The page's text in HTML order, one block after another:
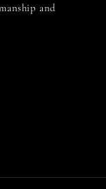
and